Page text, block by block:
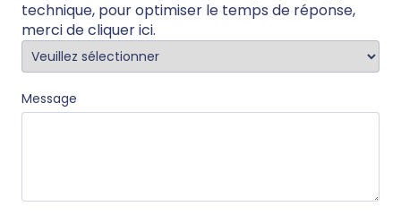
technique, pour optimiser le temps de réponse,
merci decliquer ici.
Message